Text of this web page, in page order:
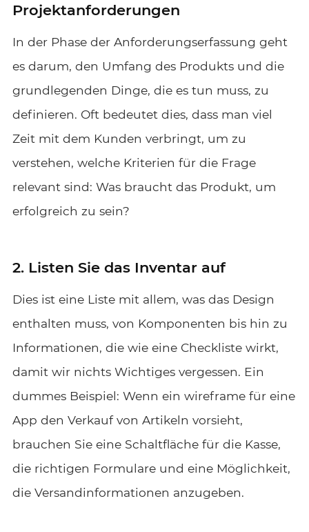
Projektanforderungen
In der Phase der Anforderungserfassung geht
es darum, den Umfang des Produkts und die
grundlegenden Dinge, die es tun muss, zu
definieren. Oft bedeutet dies, dass man viel
Zeit mit dem Kunden verbringt, um zu
verstehen, welche Kriterien für die Frage
relevant sind: Was braucht das Produkt, um
erfolgreich zu sein?
2. Listen Sie das Inventar auf
Dies ist eine Liste mit allem, was das Design
enthalten muss, von Komponenten bis hin zu
Informationen, die wie eine Checkliste wirkt,
damit wir nichts Wichtiges vergessen. Ein
dummes Beispiel: Wenn ein wireframe für eine
App den Verkauf von Artikeln vorsieht,
brauchen Sie eine Schaltfläche für die Kasse,
die richtigen Formulare und eine Möglichkeit,
die Versandinformationen anzugeben.